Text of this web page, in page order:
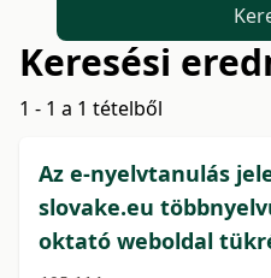
Keresési
1 - 1 a 1 tételből
Az e-nyelvtanulás
slovake.eu
oktató weboldal